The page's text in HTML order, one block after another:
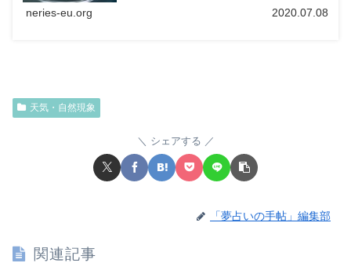
neries-eu.org 2020.07.08
天気・自然現象
シェアする
「夢占いの手帖」編集部
関連記事